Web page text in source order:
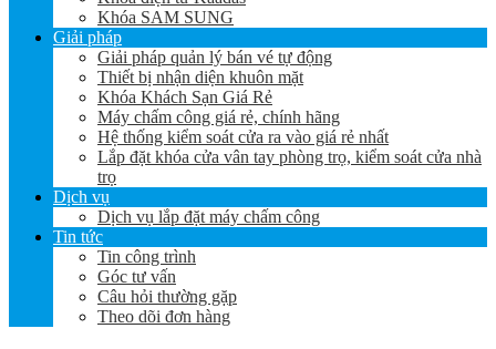
Khóa SAM SUNG
Giải pháp
Giải pháp quản lý bán vé tự động
Thiết bị nhận diện khuôn mặt
Khóa Khách Sạn Giá Rẻ
Máy chấm công giá rẻ, chính hãng
Hệ thống kiểm soát cửa ra vào giá rẻ nhất
Lắp đặt khóa cửa vân tay phòng trọ, kiểm soát cửa nhà
trọ
Dịch vụ
Dịch vụ lắp đặt máy chấm công
Tin tức
Tin công trình
Góc tư vấn
Câu hỏi thường gặp
Theo dõi đơn hàng